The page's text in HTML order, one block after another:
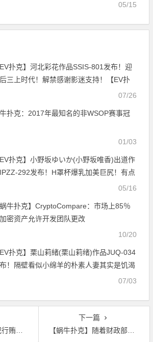
05/15
EV扑克】河北彩花作品SSIS-801发布！迎
三上时代！解禁感谢影迷支持！【EV扑
07/26
扑克：2017年最知名的非WSOP赛事冠
01/03
EV扑克】小野坂ゆいか(小野坂唯香)出道作
292发布！H罩杯爆乳加美巨尻！有点
05/16
蜗牛扑克】CryptoCompare：市场上85％
密资产允许开发团队更改
10/20
EV扑克】栗山莉緒(栗山莉绪)作品JUQ-034
！隔壁看似小绵羊的朴素人妻其实是饥渴
07/03
特币的硬盘
下一篇
【蜗牛扑克】随着财政部寻求平息投资者 比特币价格下跌反对土耳其里拉